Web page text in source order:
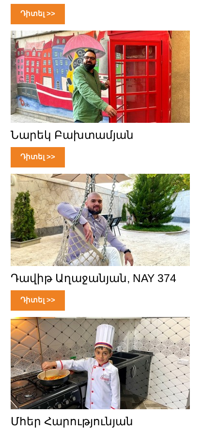
Դիտել >>
Նարեկ Բախտամյան
Դիտել >>
Դավիթ Աղաջանյան, NAY 374
Դիտել >>
Մհեր Հարությունյան